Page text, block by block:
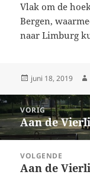
Vlak om de
Bergen,
naar Limburg
Geplaatst
juni 18, 2019
Bericht
navigatie
VORIG
Vorig
bericht:
Aan de
VOLGENDE
Volgend
Aan de